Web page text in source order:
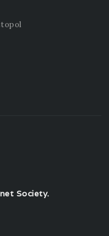
Society.